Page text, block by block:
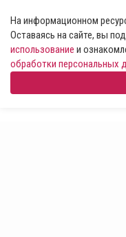
На информационном
Оставаясь на сайте, вы
использование и
обработки персональных